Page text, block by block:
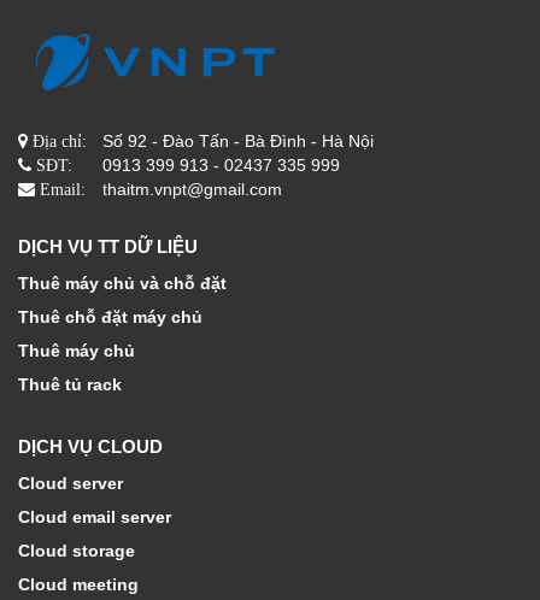
Địa chỉ: Số 92 - Đào Tấn - Bà Đình - Hà Nội
SĐT: 0913 399 913 - 02437 335 999
Email: thaitm.vnpt@gmail.com
DỊCH VỤ TT DỮ LIỆU
Thuê máy chủ và chỗ đặt
Thuê chỗ đặt máy chủ
Thuê máy chủ
Thuê tủ rack
DỊCH VỤ CLOUD
Cloud server
Cloud email server
Cloud storage
Cloud meeting